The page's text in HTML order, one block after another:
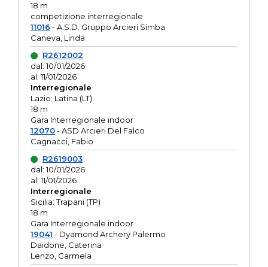
18 m
competizione interregionale
11016 - A.S.D. Gruppo Arcieri Simba
Caneva, Linda
R2612002
dal: 10/01/2026
al: 11/01/2026
Interregionale
Lazio: Latina (LT)
18 m
Gara Interregionale indoor
12070- ASD Arcieri Del Falco
Cagnacci, Fabio
R2619003
dal: 10/01/2026
al: 11/01/2026
Interregionale
Sicilia: Trapani (TP)
18 m
Gara Interregionale indoor
19041 - Dyamond Archery Palermo
Daidone, Caterina
Lenzo, Carmela